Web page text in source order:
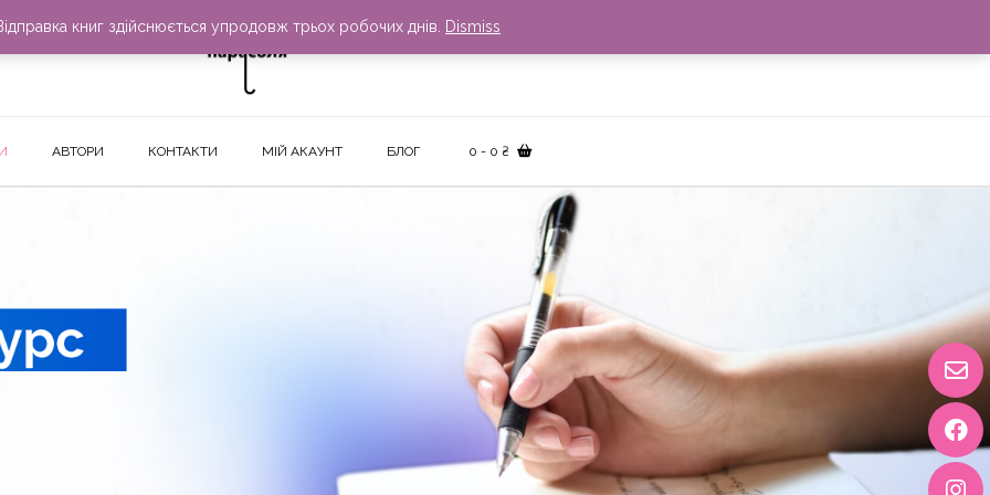
АВТОРИ КОНТАКТИ МІЙ АКАУНТ БЛОГ 0 - 0 ₴
книг здійснюється упродовж трьох робочих днів. Dismiss